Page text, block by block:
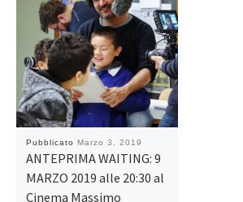
Pubblicato Marzo 3, 2019
ANTEPRIMA WAITING: 9
MARZO 2019 alle 20:30 al
Cinema Massimo